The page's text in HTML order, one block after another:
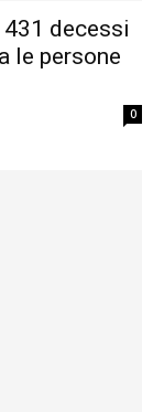
decessi
le persone
0